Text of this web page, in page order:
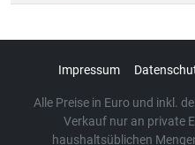
Impressum
Alle Preise in Euro und inkl.
Verkauf nur an private
haushaltsüblichen